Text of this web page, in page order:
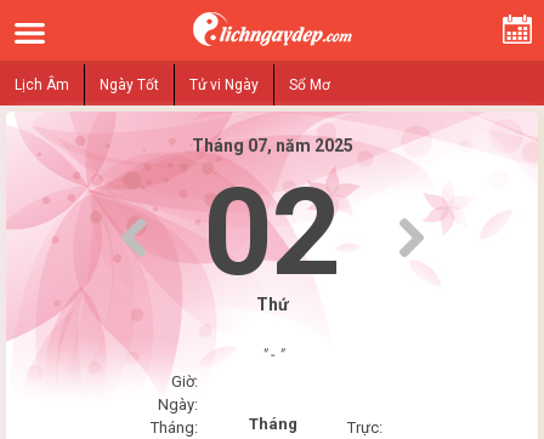
Lịch Âm Ngày Tốt Tử vi Ngày Sổ Mơ
Tháng 07, năm 2025
02
Thứ
" - "
Giờ:
Ngày:
Tháng:
Tháng
Trực: